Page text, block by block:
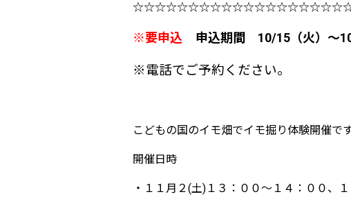
※要申込 申込期間 10/15（火）～
※電話でご予約ください。
こどもの国のイモ畑でイモ掘り体験開催です
開催日時
・１１月２(土)１３：００～１４：００、